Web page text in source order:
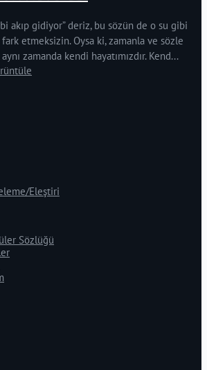
akıp gidiyor” deriz, bu sözün de o su gibi
etmeksizin. Oysa ki, zamanla ve sözle
zamanda kendi hayatımızdır. Kend...
Eleştiri
Sözlüğü